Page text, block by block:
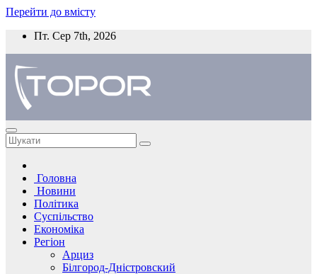
Перейти до вмісту
Пт. Сер 7th, 2026
Головна
Новини
Політика
Суспільство
Економіка
Регіон
Арциз
Білгород-Дністровский